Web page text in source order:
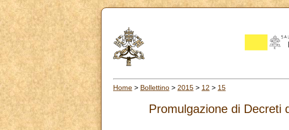
Home > Bollettino > 2015 > 12 > 15
Promulgazione di Decreti